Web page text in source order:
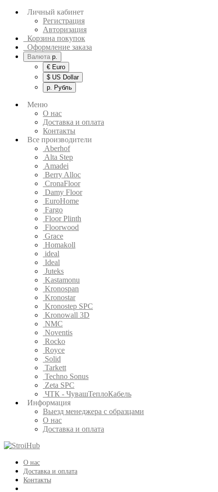
Личный кабинет
Регистрация
Авторизация
Корзина покупок
Оформление заказа
Валюта р.
€ Euro
$ US Dollar
р. Рубль
Меню
О нас
Доставка и оплата
Контакты
Все производители
Aberhof
Alta Step
Amadei
Berry Alloc
CronaFloor
Damy Floor
EuroHome
Fargo
Floor Plinth
Floorwood
Grace
Homakoll
ideal
Ideal
Juteks
Kastamonu
Kronospan
Kronostar
Kronostep SPC
Kronowall 3D
NMC
Noventis
Rocko
Royce
Solid
Tarkett
Techno Sonus
Zeta SPC
ЧТК - ЧувашТеплоКабель
Информация
Выезд менеджера с образцами
О нас
Доставка и оплата
О нас
Доставка и оплата
Контакты